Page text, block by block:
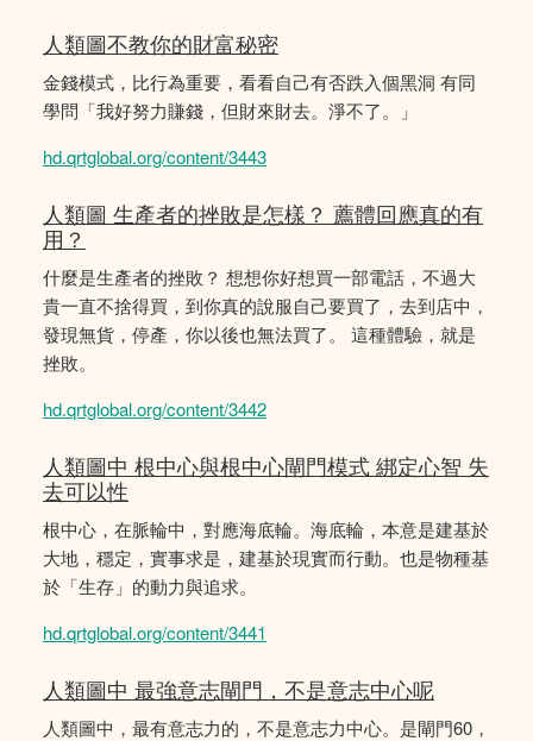
人類圖不教你的財富秘密
金錢模式，比行為重要，看看自己有否跌入個黑洞 有同
學問「我好努力賺錢，但財來財去。淨不了。」
hd.qrtglobal.org/content/3443
人類圖 生產者的挫敗是怎樣？ 薦體回應真的有
用？
什麼是生產者的挫敗？ 想想你好想買一部電話，不過大
貴一直不捨得買，到你真的說服自己要買了，去到店中，
發現無貨，停產，你以後也無法買了。 這種體驗，就是
挫敗。
hd.qrtglobal.org/content/3442
人類圖中 根中心與根中心閘門模式 綁定心智 失
去可以性
根中心，在脈輪中，對應海底輪。海底輪，本意是建基於
大地，穩定，實事求是，建基於現實而行動。也是物種基
於「生存」的動力與追求。
hd.qrtglobal.org/content/3441
人類圖中 最強意志閘門，不是意志中心呢
人類圖中，最有意志力的，不是意志力中心。是閘門60，